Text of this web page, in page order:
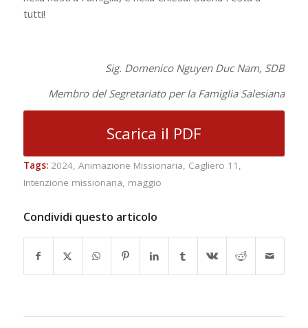
tutti!
Sig. Domenico Nguyen Duc Nam, SDB
Membro del Segretariato per la Famiglia Salesiana
Scarica il PDF
Tags: 2024, Animazione Missionaria, Cagliero 11 ,
Intenzione missionaria, maggio
Condividi questo articolo